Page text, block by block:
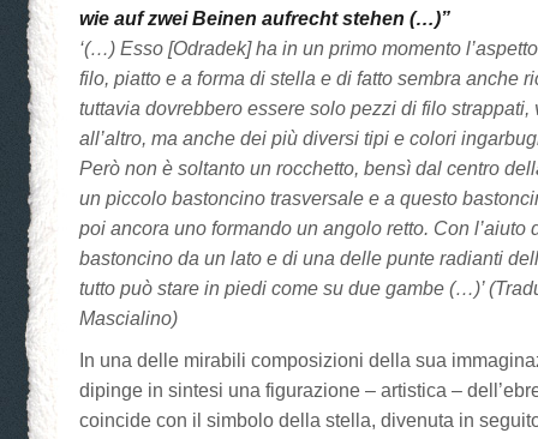
wie auf zwei Beinen aufrecht stehen (…)”
‘(…) Esso [Odradek] ha in un primo momento
filo, piatto e a forma di stella e di fatto sembra anche
tuttavia dovrebbero essere solo pezzi di filo strappati,
all’altro, ma anche dei più diversi tipi e colori
Però non è soltanto un rocchetto, bensì dal centro
un piccolo bastoncino trasversale e a questo
poi ancora uno formando un angolo retto. Con l’aiuto
bastoncino da un lato e di una delle punte radianti
tutto può stare in piedi come su due gambe (…)’
Mascialino)
In una delle mirabili composizioni della sua
dipinge in sintesi una figurazione – artistica –
coincide con il simbolo della stella, divenuta in